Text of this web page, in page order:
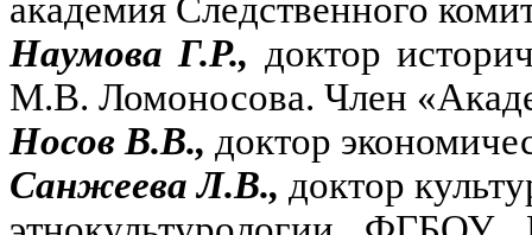
академия Следственного
Наумова Г.Р., доктор
М.В. Ломоносова. Член
Носов В.В., доктор
Санжеева Л.В., доктор